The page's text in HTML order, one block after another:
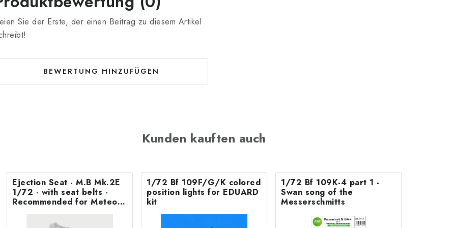
Sie der Erste, der einen Beitrag zu diesem Artikel
BEWERTUNG HINZUFÜGEN
Kunden kauften auch
Ejection Seat - M.B Mk.2E
1/72 - with seat belts -
Recommended for Meteor
1/72 Bf 109F/G/K colored
position lights for EDUARD
kit
1/72 Bf 109K-4 part 1 -
Swan song of the
Messerschmitts